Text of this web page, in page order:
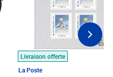
Livraison offerte
La Poste